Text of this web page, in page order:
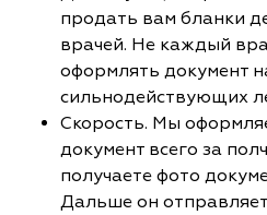
продать вам бланки
врачей. Не каждый
оформлять документ
сильнодействующих
Скорость. Мы
документ всего за
получаете фото
Дальше он